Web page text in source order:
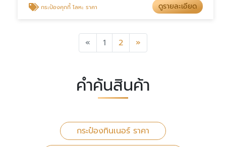
กระป๋องคุกกี้ โลหะ ราคา ดูรายละเอียด
« Previous
1 2 »
คำค้นสินค้า
กระป๋องทินเนอร์ ราคา